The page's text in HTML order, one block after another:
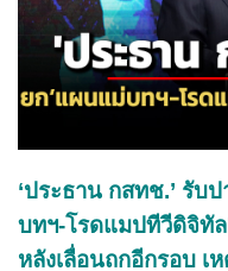
‘ประธาน กสทช.’ รับ
บทฯ-โรดแมปทีวีดิจิทัล
หลังเลื่อนถกอีกรอบ เ